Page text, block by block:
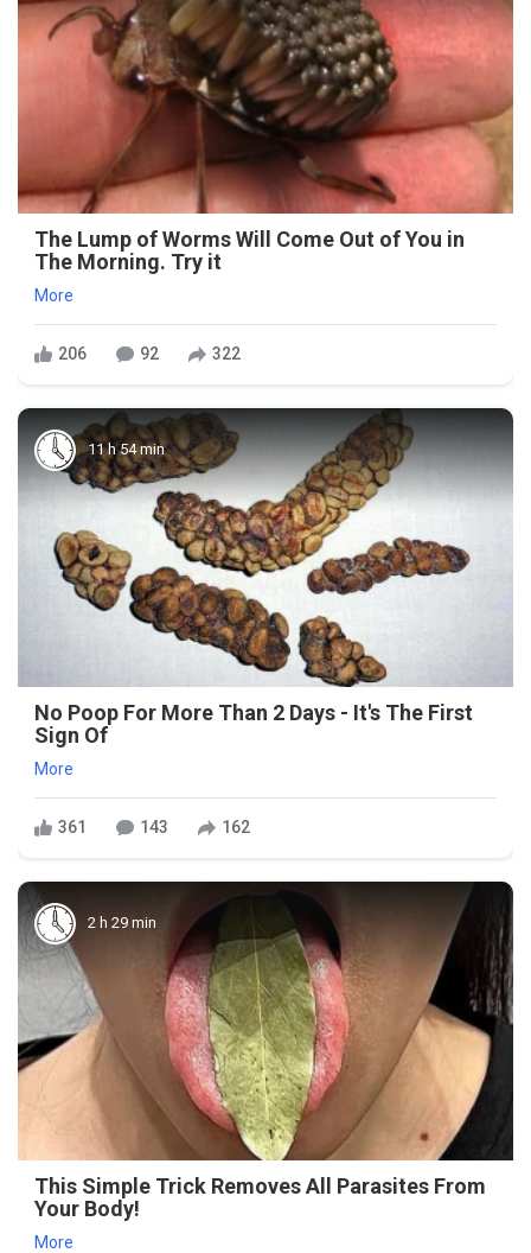
The Lump of Worms Will Come Out of You in
The Morning. Try it
More
206 92 322
11 h 54 min
No Poop For More Than 2 Days - It's The First
Sign Of
More
361 143 162
2 h 29 min
This Simple Trick Removes All Parasites From
Your Body!
More